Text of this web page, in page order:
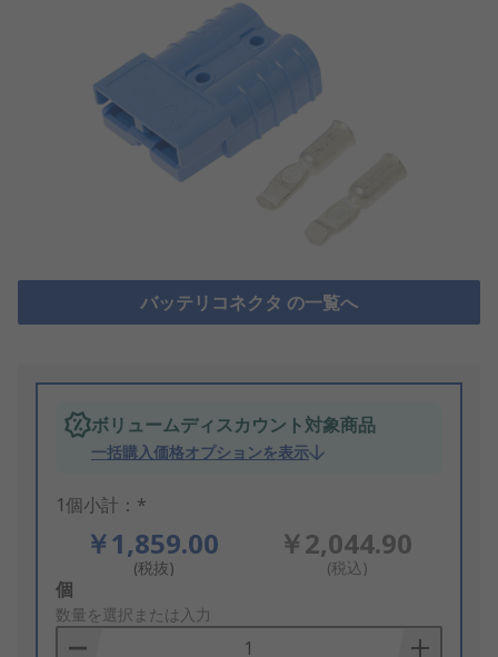
バッテリコネクタ の一覧へ
ボリュームディスカウント対象商品
一括購入価格オプションを表示
1個小計：*
￥1,859.00
(税抜)
￥2,044.90
(税込)
Add
to
Basket
個
数量を選択または入力